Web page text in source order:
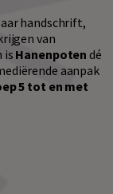
handschrift,
van
is Hanenpoten dé
aanpak
5 tot en met